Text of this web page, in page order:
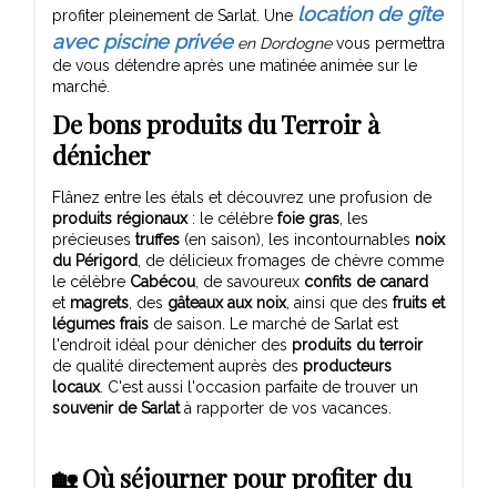
profiter pleinement de Sarlat. Une location de gîte
avec piscine privéeen Dordognevous permettra
de vous détendre après une matinée animée sur le
marché.
De bons produits du Terroir à
dénicher
Flânez entre les étals et découvrez une profusion de
produits régionaux: le célèbre foie gras , les
précieuses truffes (en saison), les incontournables noix
du Périgord , de délicieux fromages de chèvre comme
le célèbre Cabécou , de savoureux confits de canard
et magrets , des gâteaux aux noix, ainsi que des fruits et
légumes frais de saison. Le marché de Sarlat est
l'endroit idéal pour dénicher des produits du terroir
de qualité directement auprès des producteurs
locaux. C'est aussi l'occasion parfaite de trouver un
souvenir de Sarlatà rapporter de vos vacances.
🏡 Où séjourner pour profiter du